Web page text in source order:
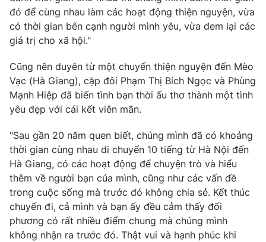
đó để cùng nhau làm các hoạt động thiện nguyện, vừa
có thời gian bên cạnh người mình yêu, vừa đem lại các
giá trị cho xã hội."
Cũng nên duyên từ một chuyến thiện nguyện đến Mèo
Vạc (Hà Giang), cặp đôi Phạm Thị Bích Ngọc và Phùng
Mạnh Hiệp đã biến tình bạn thời ấu thơ thành một tình
yêu đẹp với cái kết viên mãn.
"Sau gần 20 năm quen biết, chúng mình đã có khoảng
thời gian cùng nhau di chuyển 10 tiếng từ Hà Nội đến
Hà Giang, có các hoạt động để chuyện trò và hiểu
thêm về người bạn của mình, cũng như các vấn đề
trong cuộc sống mà trước đó không chia sẻ. Kết thúc
chuyến đi, cả mình và bạn ấy đều cảm thấy đối
phương có rất nhiều điểm chung mà chúng mình
không nhận ra trước đó. Thật vui và hạnh phúc khi